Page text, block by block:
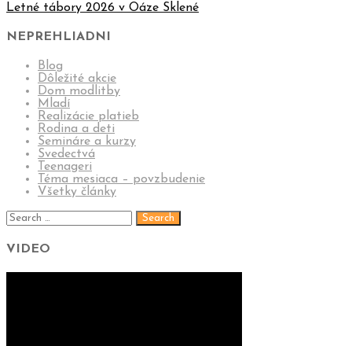
Letné tábory 2026 v Oáze Sklené
NEPREHLIADNI
Blog
Dôležité akcie
Dom modlitby
Mladí
Realizácie platieb
Rodina a deti
Semináre a kurzy
Svedectvá
Teenageri
Téma mesiaca – povzbudenie
Všetky články
VIDEO